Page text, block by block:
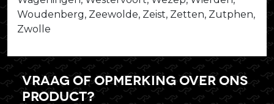
Woudenberg, Zeewolde, Zeist, Zetten, Zutphen,
Zwolle
Vraag of opmerking over ons
product?